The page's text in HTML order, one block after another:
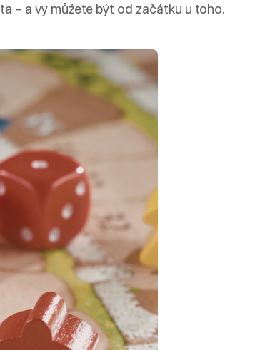
– a vy můžete být od začátku u toho.